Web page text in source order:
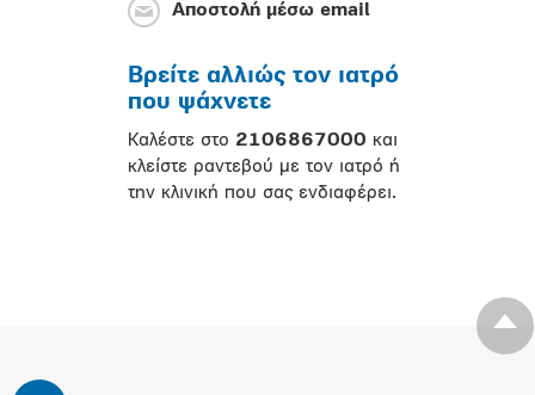
Αποστολή μέσω email
Βρείτε αλλιώς τον ιατρό
που ψάχνετε
Καλέστε στο 2106867000 και
κλείστε ραντεβού με τον ιατρό ή
την κλινική που σας ενδιαφέρει.